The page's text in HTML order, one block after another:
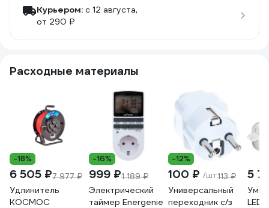
Курьером: c 12 августа,
от 290 ₽
Расходные материалы
-18%
6 505 ₽7 977 ₽
Удлинитель
КОСМОС
-16%
999 ₽1 189 ₽
Электрический
таймер Energenie
-12%
100 ₽ /шт113 ₽
Универсальный
переходник с/з
5